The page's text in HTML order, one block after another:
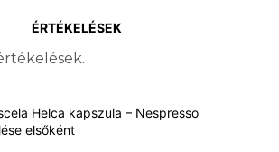
ÉRTÉKELÉSEK
Helca kapszula – Nespresso
elsőként